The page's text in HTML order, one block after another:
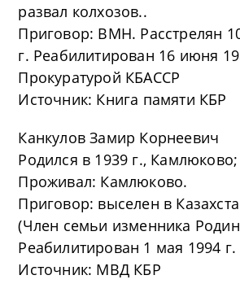
развал колхозов..
Приговор: ВМН. Расстрелян
г. Реабилитирован 16 июня
Прокуратурой КБАССР
Источник: Книга памяти КБР
Канкулов Замир Корнеевич
Родился в 1939 г.,
Проживал: Камлюково.
Приговор: выселен в
(Член семьи изменника
Реабилитирован 1 мая 1994 г.
Источник: МВД КБР